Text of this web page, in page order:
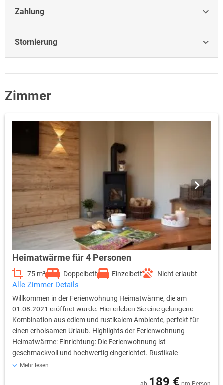
Zahlung
Stornierung
Zimmer
Heimatwärme für 4 Personen
75 m² Doppelbett Einzelbett Nicht erlaubt
Alle Zimmer Details
Willkommen in der Ferienwohnung Heimatwärme, die am
01.08.2021 eröffnet wurde. Hier erleben Sie eine gelungene
Kombination aus edlem und rustikalem Ambiente, perfekt für
einen erholsamen Urlaub. Highlights der Ferienwohnung
Heimatwärme: Einrichtung: Die Ferienwohnung ist
geschmackvoll und hochwertig eingerichtet. Rustikale
Holzmöbel und edle Dekorationen schaffen eine gemütliche
Mehr lesen
ab 189 € pro Person